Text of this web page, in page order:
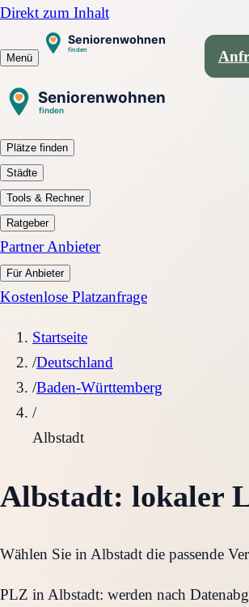
Direkt zum Inhalt
Menü
Plätze finden
Städte
Tools & Rechner
Ratgeber
Partner Anbieter
Für Anbieter
Kostenlose Platzanfrage
Startseite
/Deutschland
/Baden-Württemberg
/
Albstadt
Albstadt: lokaler
Wählen Sie in Albstadt die passende
PLZ in Albstadt: werden nach